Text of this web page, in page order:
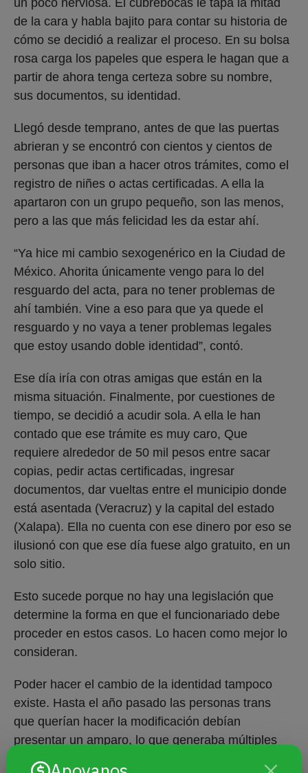
de la cara y habla bajito para contar su historia de
cómo se decidió a realizar el proceso. En su bolsa
rosa carga los papeles que espera le hagan que a
partir de ahora tenga certeza sobre su nombre,
sus documentos, su identidad.
Llegó desde temprano, antes de que las puertas
abrieran y se encontró con cientos y cientos de
personas que iban a hacer otros trámites, como el
registro de niñes o actas certificadas. A ella la
apartaron con un grupo pequeño, son las menos,
pero a las que más felicidad les da estar ahí.
“Ya hice mi cambio sexogenérico en la Ciudad de
México. Ahorita únicamente vengo para lo del
resguardo del acta, para no tener problemas de
ahí también. Vine a eso para que ya quede el
resguardo y no vaya a tener problemas legales
que estoy usando doble identidad”, contó.
Ese día iría con otras amigas que están en la
misma situación. Finalmente, por cuestiones de
tiempo, se decidió a acudir sola. A ella le han
contado que ese trámite es muy caro, Que
requiere alrededor de 50 mil pesos entre sacar
copias, pedir actas certificadas, ingresar
documentos, dar vueltas entre el municipio donde
está asentada (Veracruz) y la capital del estado
(Xalapa). Ella no cuenta con ese dinero por eso se
ilusionó con que ese día fuese algo gratuito, en un
solo sitio.
Esto sucede porque no hay una legislación que
determine la forma en que el funcionariado debe
proceder en estos casos. Lo hacen como mejor lo
consideran.
Poder hacer el cambio de la identidad tampoco
existe. Hasta el año pasado las personas trans
que querían hacer la modificación debían
presentar un amparo, lo que generaba múltiples
gastos y tardanzas. Además de necesitar el